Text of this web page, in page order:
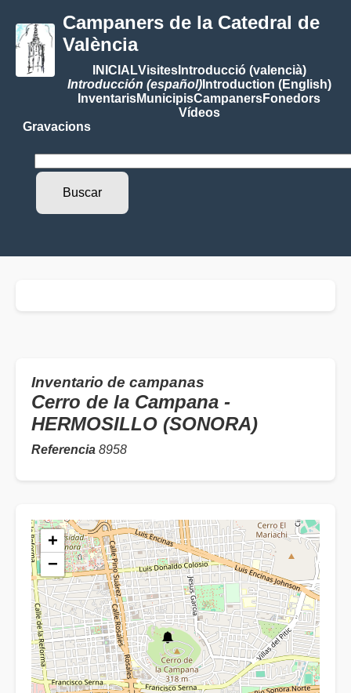
Campaners de la Catedral de
València
INICIALVisitesIntroducció (valencià)
Introducción (español)Introduction (English)
InventarisMunicipisCampanersFonedors
Vídeos
Gravacions
Inventario de campanas
Cerro de la Campana -
HERMOSILLO (SONORA)
Referencia 8958
+
−